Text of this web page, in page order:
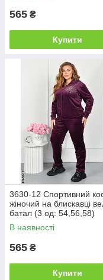
565 ₴
Купити
3630-12 Спортивний
жіночий на блискавці
батал (3 од: 54,56,58)
В наявності
565 ₴
Купити